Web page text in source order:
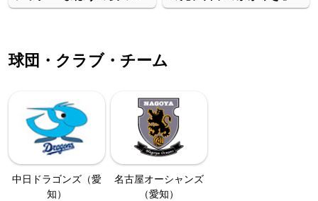
楽会 2026
球団・クラブ・チーム
中日ドラゴンズ（愛
知）
名古屋オーシャンズ
（愛知）